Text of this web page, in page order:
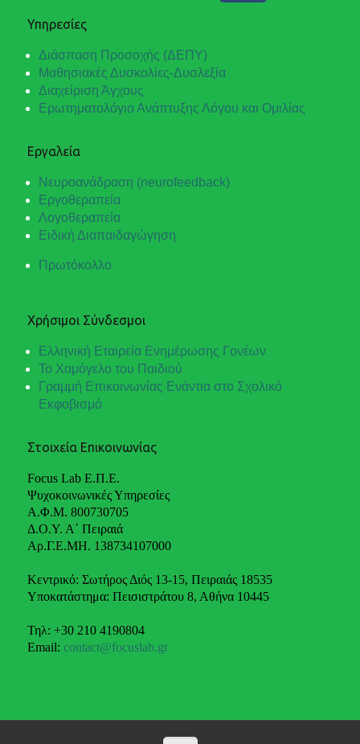
Υπηρεσίες
Διάσπαση Προσοχής (ΔΕΠΥ)
Μαθησιακές Δυσκολίες-Δυσλεξία
Διαχείριση Άγχους
Ερωτηματολόγιο Ανάπτυξης Λόγου και Ομιλίας
Εργαλεία
Νευροανάδραση (neurofeedback)
Εργοθεραπεία
Λογοθεραπεία
Ειδική Διαπαιδαγώγηση
Πρωτόκολλο
Χρήσιμοι Σύνδεσμοι
Ελληνική Εταιρεία Ενημέρωσης Γονέων
Το Χαμόγελο του Παιδιού
Γραμμή Επικοινωνίας Ενάντια στο Σχολικό
Εκφοβισμό
Στοιχεία Επικοινωνίας
Focus Lab Ε.Π.Ε.
Ψυχοκοινωνικές Υπηρεσίες
Α.Φ.Μ. 800730705
Δ.Ο.Υ. Α΄ Πειραιά
Αρ.Γ.Ε.ΜΗ. 138734107000
Κεντρικό: Σωτήρος Διός 13-15, Πειραιάς 18535
Υποκατάστημα: Πεισιστράτου 8, Αθήνα 10445
Τηλ: +30 210 4190804
Email: contact@focuslab.gr